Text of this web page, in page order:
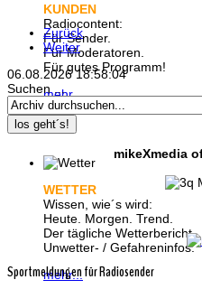
KUNDEN
Radiocontent:
Für Sender.
Für Moderatoren.
Für gutes Programm!
mehr...
WETTER
Wissen, wie´s wird:
Heute. Morgen. Trend.
Der tägliche Wetterbericht.
Unwetter- / Gefahreninfos.
mehr...
Zurück
Weiter
06.08.202618:58:04
Suchen ...
los geht´s!
mikeXmedia
Sportmeldungen für Radiosender